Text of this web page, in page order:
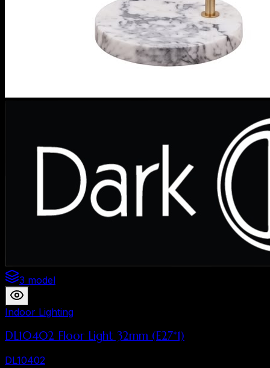
3 model
Indoor Lighting
DL10402 Floor Light 32mm (E27*1)
DL10402